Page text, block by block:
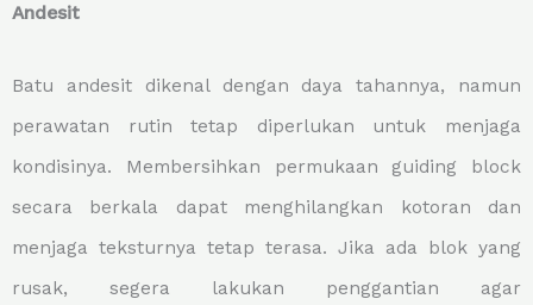
Andesit
Batu andesit dikenal dengan daya tahannya, namun
perawatan rutin tetap diperlukan untuk menjaga
kondisinya. Membersihkan permukaan guiding block
secara berkala dapat menghilangkan kotoran dan
menjaga teksturnya tetap terasa. Jika ada blok yang
rusak, segera lakukan penggantian agar